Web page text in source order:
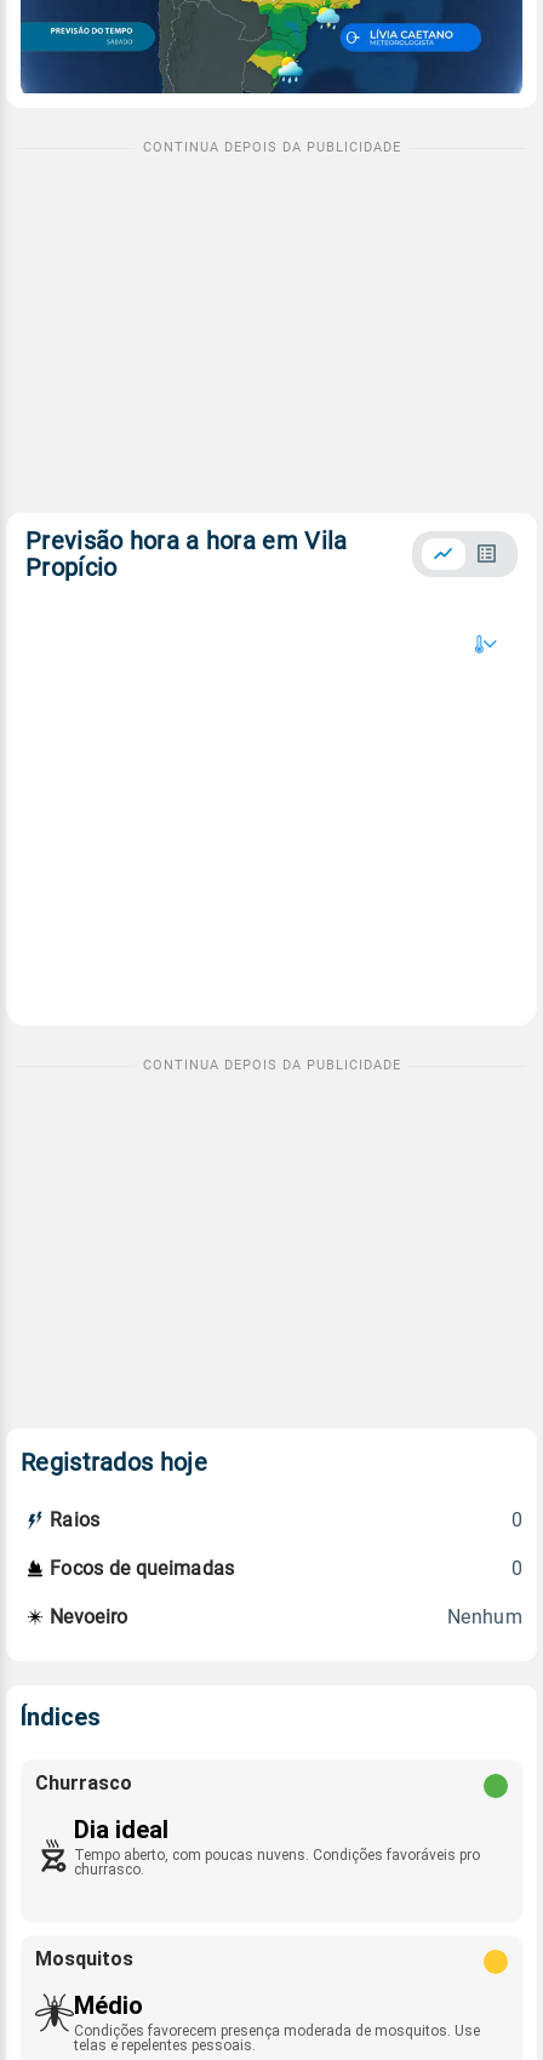
Previsão hora a hora em Vila
Propício
Registrados hoje
Raios 0
Focos de queimadas 0
Nevoeiro Nenhum
Índices
Churrasco
Dia ideal
Tempo aberto, com poucas nuvens. Condições favoráveis pro
churrasco.
Mosquitos
Médio
Condições favorecem presença moderada de mosquitos. Use
telas e repelentes pessoais.